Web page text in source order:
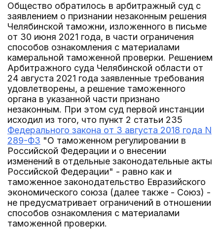
Общество обратилось в арбитражный суд с
заявлением о признании незаконным решения
Челябинской таможни, изложенного в письме
от 30 июня 2021 года, в части ограничения
способов ознакомления с материалами
камеральной таможенной проверки. Решением
Арбитражного суда Челябинской области от
24 августа 2021 года заявленные требования
удовлетворены, а решение таможенного
органа в указанной части признано
незаконным. При этом суд первой инстанции
исходил из того, что пункт 2 статьи 235
Федерального закона от 3 августа 2018 года N
289-ФЗ "О таможенном регулировании в
Российской Федерации и о внесении
изменений в отдельные законодательные акты
Российской Федерации" - равно как и
таможенное законодательство Евразийского
экономического союза (далее также - Союз) -
не предусматривает ограничений в отношении
способов ознакомления с материалами
таможенной проверки.